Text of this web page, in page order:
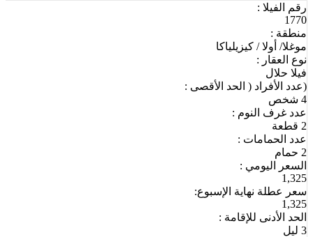
رقم الفيلا :
1770
منطقة :
موغلا/ أولا / كيزيلياكا
نوع العقار :
فيلا حلال
(عدد الأفراد ( الحد الأقصى :
4 شخص
عدد غرف النوم :
2 قطعة
عدد الحمامات :
2 حمام
السعر اليومي :
1,325
سعر عطلة نهاية الإسبوع:
1,325
الحد الأدنى للإقامة :
3 ليل